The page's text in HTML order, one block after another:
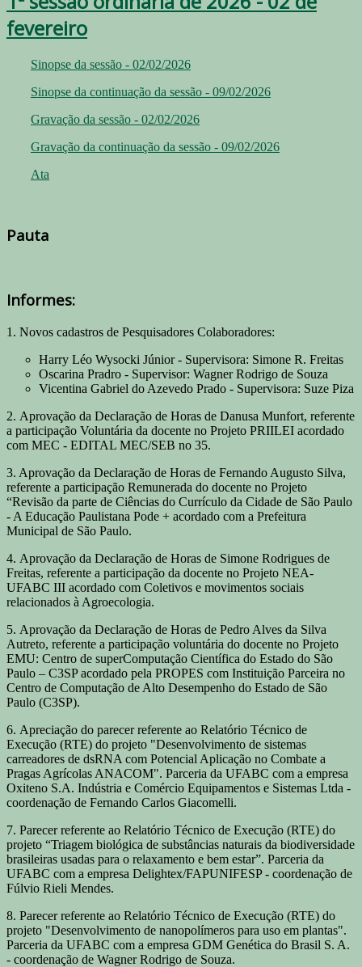
fevereiro
Sinopse da sessão - 02/02/2026
Sinopse da continuação da sessão - 09/02/2026
Gravação da sessão - 02/02/2026
Gravação da continuação da sessão - 09/02/2026
Ata
Pauta
Informes:
1. Novos cadastros de Pesquisadores Colaboradores:
Harry Léo Wysocki Júnior - Supervisora: Simone R. Freitas
Oscarina Pradro - Supervisor: Wagner Rodrigo de Souza
Vicentina Gabriel do Azevedo Prado - Supervisora: Suze Piza
2. Aprovação da Declaração de Horas de Danusa Munfort, referente
a participação Voluntária da docente no Projeto PRIILEI acordado
com MEC - EDITAL MEC/SEB no 35.
3. Aprovação da Declaração de Horas de Fernando Augusto Silva,
referente a participação Remunerada do docente no Projeto
“Revisão da parte de Ciências do Currículo da Cidade de São Paulo
- A Educação Paulistana Pode + acordado com a Prefeitura
Municipal de São Paulo.
4. Aprovação da Declaração de Horas de Simone Rodrigues de
Freitas, referente a participação da docente no Projeto NEA-
UFABC III acordado com Coletivos e movimentos sociais
relacionados à Agroecologia.
5. Aprovação da Declaração de Horas de Pedro Alves da Silva
Autreto, referente a participação voluntária do docente no Projeto
EMU: Centro de superComputação Científica do Estado do São
Paulo – C3SP acordado pela PROPES com Instituição Parceira no
Centro de Computação de Alto Desempenho do Estado de São
Paulo (C3SP).
6. Apreciação do parecer referente ao Relatório Técnico de
Execução (RTE) do projeto "Desenvolvimento de sistemas
carreadores de dsRNA com Potencial Aplicação no Combate a
Pragas Agrícolas ANACOM". Parceria da UFABC com a empresa
Oxiteno S.A. Indústria e Comércio Equipamentos e Sistemas Ltda -
coordenação de Fernando Carlos Giacomelli.
7. Parecer referente ao Relatório Técnico de Execução (RTE) do
projeto “Triagem biológica de substâncias naturais da biodiversidade
brasileiras usadas para o relaxamento e bem estar”. Parceria da
UFABC com a empresa Delightex/FAPUNIFESP - coordenação de
Fúlvio Rieli Mendes.
8. Parecer referente ao Relatório Técnico de Execução (RTE) do
projeto "Desenvolvimento de nanopolímeros para uso em plantas".
Parceria da UFABC com a empresa GDM Genética do Brasil S. A.
- coordenação de Wagner Rodrigo de Souza.